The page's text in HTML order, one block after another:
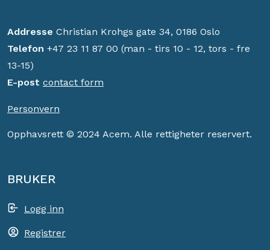
Addresse Christian Krohgs gate 34, 0186 Oslo
Telefon +47 23 11 87 00 (man - tirs 10 - 12, tors - fre
13-15)
E-post contact form
Personvern
Opphavsrett © 2024 Acem. Alle rettigheter reservert.
BRUKER
Logg inn
Registrer